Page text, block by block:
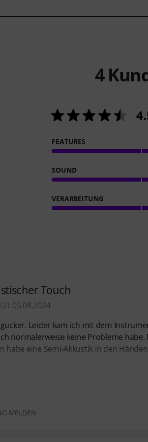
4
FEATURES
SOUND
VERARBEITUNG
Touch
05.08.2024
Leider kam ich mit dem
normalerweise keine Probleme
habe eine Semi-Akkustik in den
MELDEN